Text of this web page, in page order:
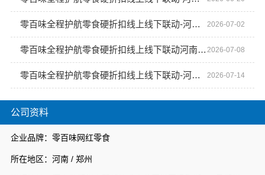
公司资料
企业品牌：零百味网红零食
所在地区：河南 / 郑州
零百味全程护航零食硬折扣线上线下联动-河南零百味供应链有限公司 2026-07-02
零百味全程护航零食硬折扣线上线下联动河南零百味供应链有限公司 2026-07-08
零百味全程护航零食硬折扣线上线下联动-河南零百味供应链有限公司 2026-07-14